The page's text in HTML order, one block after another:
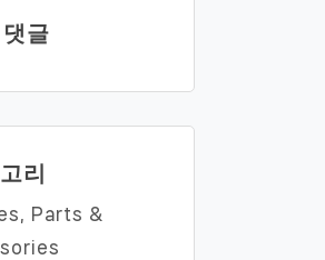
글
리
Parts &